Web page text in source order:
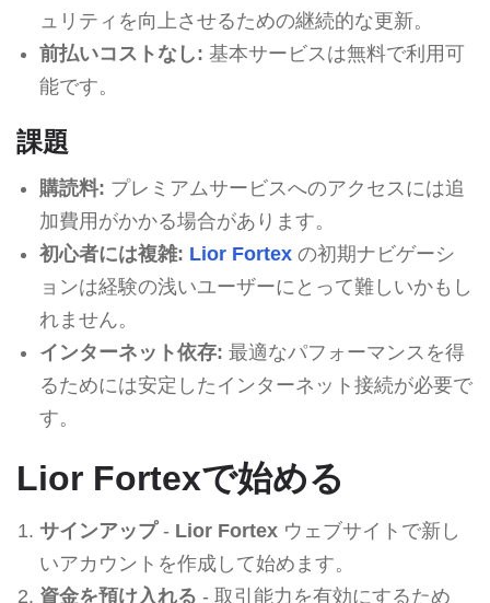
ュリティを向上させるための継続的な更新。
前払いコストなし: 基本サービスは無料で利用可
能です。
課題
購読料: プレミアムサービスへのアクセスには追
加費用がかかる場合があります。
初心者には複雑: Lior Fortexの初期ナビゲーシ
ョンは経験の浅いユーザーにとって難しいかもし
れません。
インターネット依存: 最適なパフォーマンスを得
るためには安定したインターネット接続が必要で
す。
Lior Fortexで始める
サインアップ- Lior Fortexウェブサイトで新し
いアカウントを作成して始めます。
資金を預け入れる - 取引能力を有効にするため